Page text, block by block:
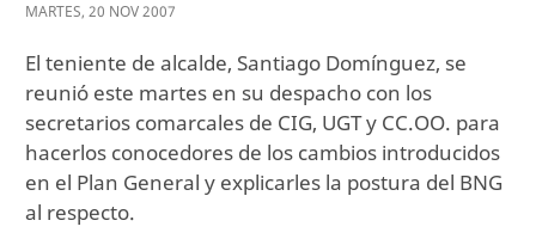
MARTES, 20 NOV2007
El teniente de alcalde, Santiago Domínguez, se
reunió este martes en su despacho con los
secretarios comarcales de CIG, UGT y CC.OO. para
hacerlos conocedores de los cambios introducidos
en el Plan General y explicarles la postura del BNG
al respecto.